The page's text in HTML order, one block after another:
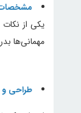
مهمانی‌ها
طراحی و